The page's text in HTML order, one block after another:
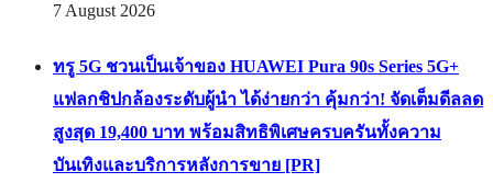
7 August 2026
ทรู 5G ชวนเป็นเจ้าของ HUAWEI Pura 90s Series 5G+
แฟลกชิปกล้องระดับผู้นำ ได้ง่ายกว่า คุ้มกว่า! จัดเต็มดีลลด
สูงสุด 19,400 บาท พร้อมสิทธิพิเศษครบครันทั้งความ
บันเทิงและบริการหลังการขาย [PR]